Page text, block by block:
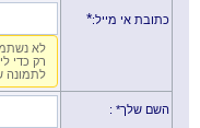
כתובת אי מייל: *
לא
רק כדי
לתמונה
השם שלך* :